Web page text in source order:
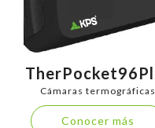
Cámaras termográficas
Conocer más